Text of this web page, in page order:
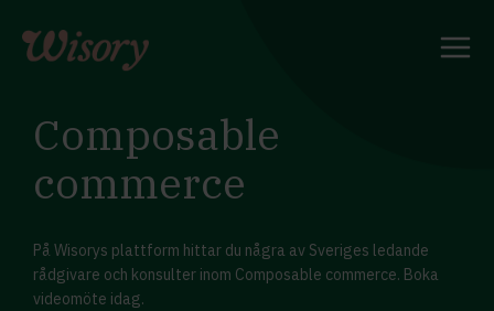
content
Composable
commerce
På Wisorys plattform hittar du några av Sveriges ledande
rådgivare och konsulter inom Composable commerce. Boka
videomöte idag.